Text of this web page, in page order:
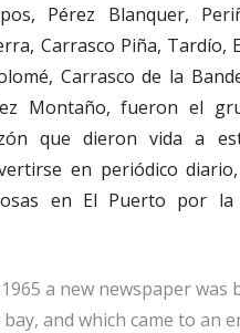
Pérez Blanquer,
Carrasco Piña, Tardío,
Carrasco de la
Montaño, fueron el
que dieron vida a
en periódico
en El Puerto por
a new newspaper was
and which came to an